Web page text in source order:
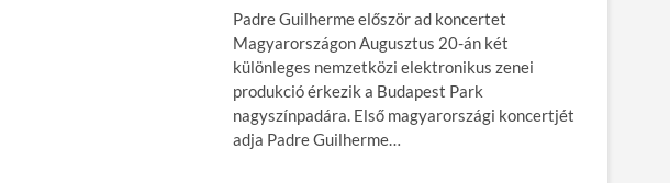
Padre Guilherme először ad koncertet
Magyarországon Augusztus 20-án két
különleges nemzetközi elektronikus zenei
produkció érkezik a Budapest Park
nagyszínpadára. Első magyarországi koncertjét
adja Padre Guilherme…